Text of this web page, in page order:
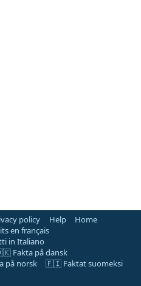
policy Help
Home
en français
in Italiano
Fakta på dansk
på norsk
🇫🇮 Faktat suomeksi